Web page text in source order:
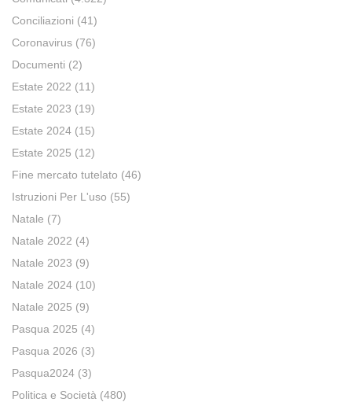
Conciliazioni (41)
Coronavirus (76)
Documenti (2)
Estate 2022 (11)
Estate 2023 (19)
Estate 2024 (15)
Estate 2025 (12)
Fine mercato tutelato (46)
Istruzioni Per L'uso (55)
Natale (7)
Natale 2022 (4)
Natale 2023 (9)
Natale 2024 (10)
Natale 2025 (9)
Pasqua 2025 (4)
Pasqua 2026 (3)
Pasqua2024 (3)
Politica e Società (480)